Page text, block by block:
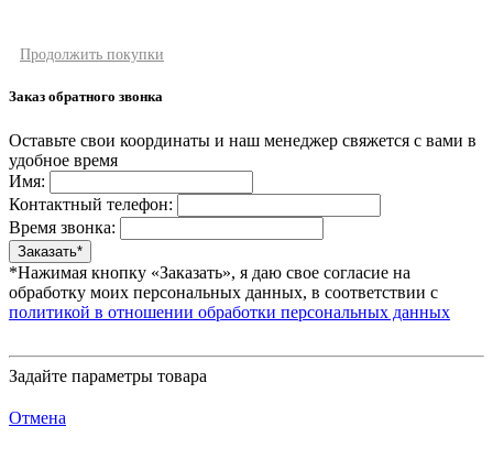
Продолжить покупки
Заказ обратного звонка
Оставьте свои координаты и наш менеджер свяжется с вами в
удобное время
Имя:
Контактный телефон:
Время звонка:
*Нажимая кнопку «Заказать», я даю свое согласие на
обработку моих персональных данных, в соответствии с
политикой в отношении обработки персональных данных
Задайте параметры товара
Отмена